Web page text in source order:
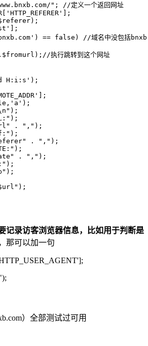
"; //定义一个返回网址
== false) //域名中没包括
执行跳转到这个网址
d H:i:s');
. ",");
. ",");
. ",");
记录访客浏览器信息，比如用于判断是
那可以加一句
）全部测试过可用